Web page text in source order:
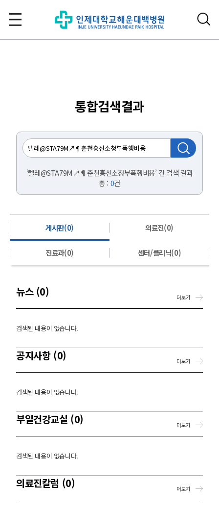
통합검색결과
‘텔레@STA79M↗¶춘천흥신소청부폭행비용’ 건 검색 결과
총 : 0건
게시판(0) 의료진(0)
진료과(0) 센터/클리닉(0)
뉴스 (0)
검색된 내용이 없습니다.
더보기
공지사항 (0)
검색된 내용이 없습니다.
더보기
부일건강교실 (0)
검색된 내용이 없습니다.
더보기
의료진칼럼 (0) 더보기